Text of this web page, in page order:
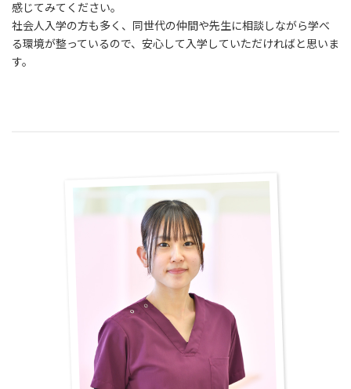
感じてみてください。
社会人入学の方も多く、同世代の仲間や先生に相談しながら学べ
る環境が整っているので、安心して入学していただければと思いま
す。